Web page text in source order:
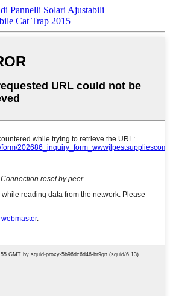
Pannelli Solari Ajustabili
Cat Trap 2015